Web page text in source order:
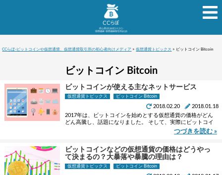
CCらぼ-ビットコインや仮想通貨、仮想通貨取引所の初心者向けメディア >仮想通貨トピックス > ビットコイン Bitcoin
ビットコイン Bitcoin
ビットコインが使える主なネットサービス
仮想通貨トピックス ビットコイン Bitcoin
2018.01.18
2018.02.20
2017年は、ビットコインを始めとする仮想通貨の価格がどん
どん高騰し、話題になりました。 そして、実際にビットコイ
ンによる支払いを受け付けるネットサービスも増えていて、
仮想通貨の実社会での利用も広まっています。 そこでこ …
つづきを読む »
ビットコインなどの仮想通貨の価格はどうやっ
て決まるの？大暴落や暴騰の理由は？
仮想通貨トピックス ビットコイン Bitcoin